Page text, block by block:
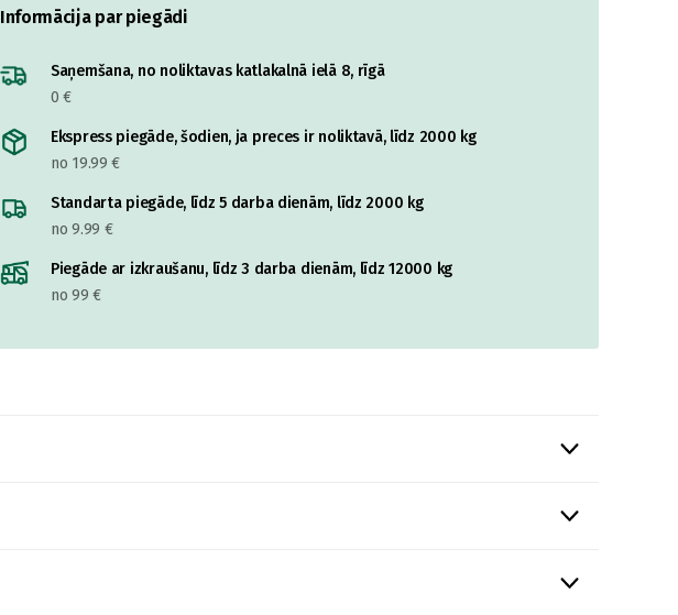
Informācija par piegādi
Saņemšana, no noliktavas katlakalnā ielā 8, rīgā
0 €
Ekspress piegāde, šodien, ja preces ir noliktavā, līdz 2000 kg
no 19.99 €
Standarta piegāde, līdz 5 darba dienām, līdz 2000 kg
no 9.99 €
Piegāde ar izkraušanu, līdz 3 darba dienām, līdz 12000 kg
no 99 €